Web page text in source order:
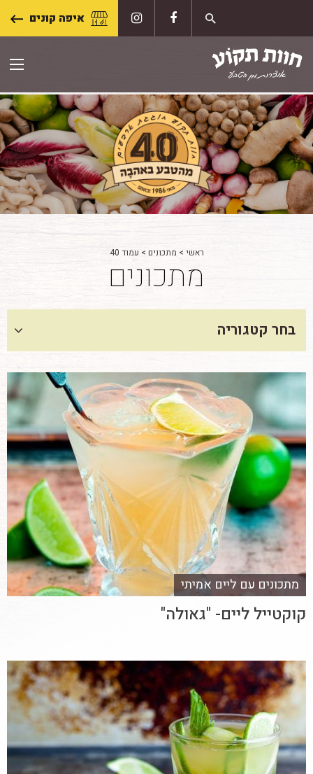
content
איפה קונים
ראשי > מתכונים > עמוד 40
מתכונים
בחר קטגוריה
מתכונים עם ליים אמיתי
קוקטייל ליים- "גאולה"